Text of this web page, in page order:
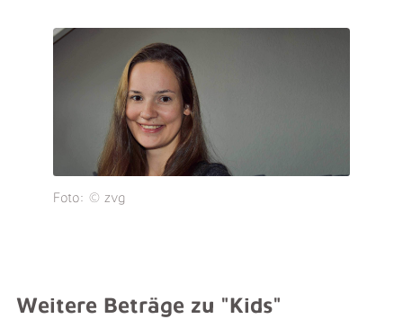
Foto: © zvg
Weitere Beträge zu "Kids"